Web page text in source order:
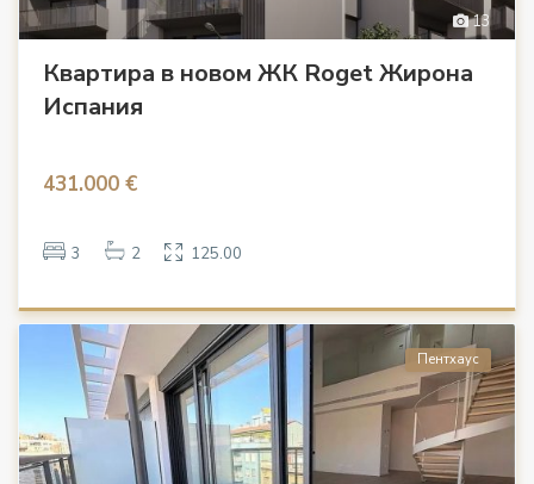
13
Квартира в новом ЖК Roget Жирона
Испания
431.000 €
3 2 125.00
Пентхаус